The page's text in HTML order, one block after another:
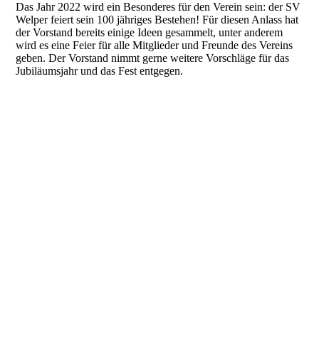
Das Jahr 2022 wird ein Besonderes für den Verein sein: der SV
Welper feiert sein 100 jähriges Bestehen! Für diesen Anlass hat
der Vorstand bereits einige Ideen gesammelt, unter anderem
wird es eine Feier für alle Mitglieder und Freunde des Vereins
geben. Der Vorstand nimmt gerne weitere Vorschläge für das
Jubiläumsjahr und das Fest entgegen.